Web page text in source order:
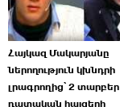
2026-07-05 23:19:00
Հայկազ Մակարյանը
ներողություն կխնդրի
լրագրողից՝ 2 տարբեր
դատական հայցերի